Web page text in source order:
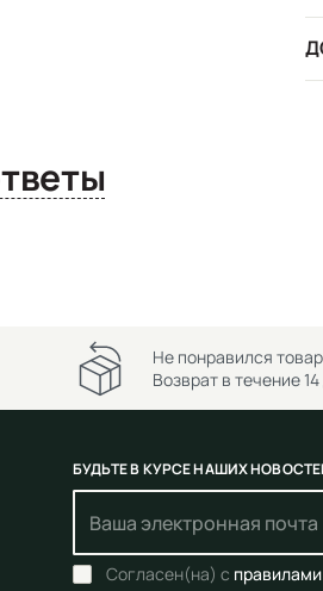
и ответы
Не понравился
Возврат в течение
БУДЬТЕ В КУРСЕ НАШИХ
Согласен(на) с